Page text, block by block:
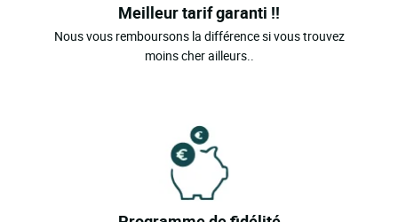
Meilleur tarif garanti !!
Nous vous remboursons la différence si vous trouvez
moins cher ailleurs..